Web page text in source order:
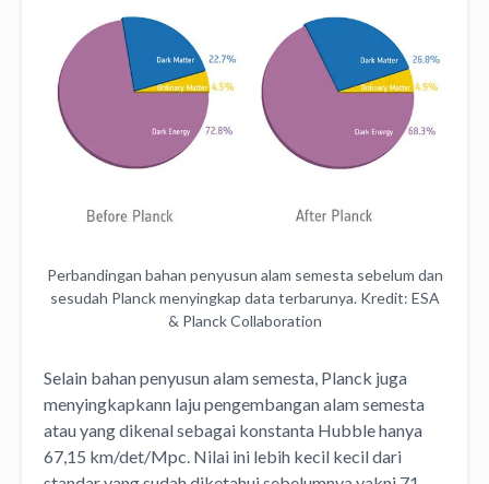
Perbandingan bahan penyusun alam semesta sebelum dan
sesudah Planck menyingkap data terbarunya. Kredit: ESA
& Planck Collaboration
Selain bahan penyusun alam semesta, Planck juga
menyingkapkann laju pengembangan alam semesta
atau yang dikenal sebagai konstanta Hubble hanya
67,15 km/det/Mpc. Nilai ini lebih kecil kecil dari